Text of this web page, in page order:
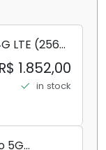
LTE (256
Mint Tello
de carro
R$ 1.852,00
in stock
5G